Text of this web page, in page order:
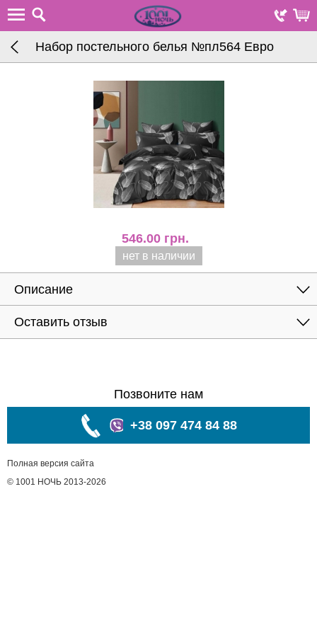
Набор постельного белья №пл564 Евро
546.00 грн.
нет в наличии
Описание
Оставить отзыв
Позвоните нам
+38 097 474 84 88
Полная версия сайта
© 1001 НОЧЬ 2013-2026